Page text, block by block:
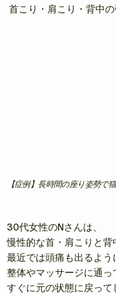
首こり・肩こり・背中
【症例】長時間の座り姿勢で
30代女性のNさんは、
慢性的な首・肩こりと背
最近では頭痛も出るよう
整体やマッサージに通っ
すぐに元の状態に戻って